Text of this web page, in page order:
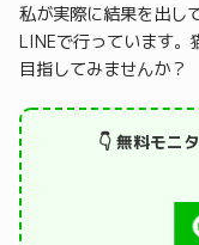
私が実際に結果を出し
LINEで行っています。
目指してみませんか？
👇 無料モニ